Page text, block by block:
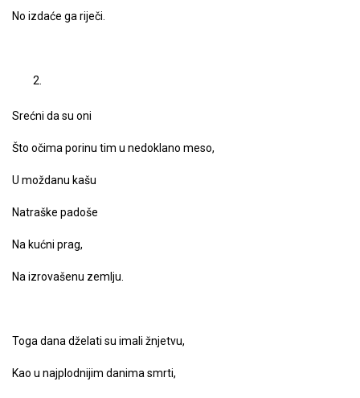
No izdaće ga riječi.
Srećni da su oni
Što očima porinu tim u nedoklano meso,
U moždanu kašu
Natraške padoše
Na kućni prag,
Na izrovašenu zemlju.
Toga dana dželati su imali žnjetvu,
Kao u najplodnijim danima smrti,